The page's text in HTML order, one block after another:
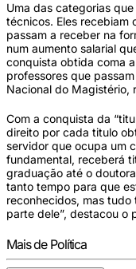
Uma das categorias
técnicos. Eles recebiam
passam a receber na
num aumento salarial
conquista obtida coma
professores que
Nacional do Magistério,
Com a conquista da
direito por cada titulo
servidor que ocupa um
fundamental, receberá
graduação até o
tanto tempo para que
reconhecidos, mas
parte dele”, destacou o
Mais de Política